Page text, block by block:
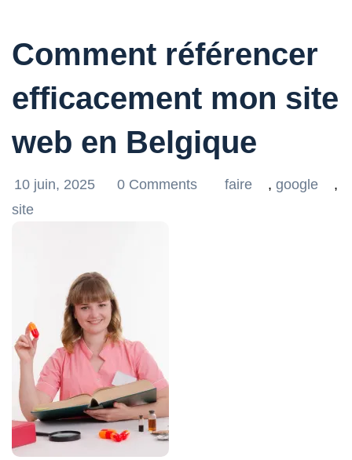
Comment référencer
efficacement mon site
web en Belgique
10 juin, 2025 0 Comments faire , google
,
site